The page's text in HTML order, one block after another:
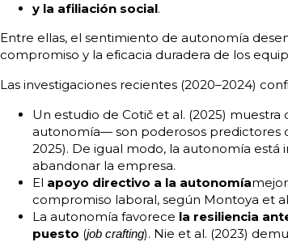
y la afiliación social.
Entre ellas, el sentimiento de autonomía
compromiso y la eficacia duradera de los
Las investigaciones recientes (2020–2024)
Un estudio de Cotič et al. (2025)
autonomía— son poderosos predictores
2025). De igual modo, la autonomía
abandonar la empresa.
El apoyo directivo a la autonomía
compromiso laboral, según Montoya et
La autonomía favorece la resiliencia
puesto (job crafting). Nie et al. (2023)